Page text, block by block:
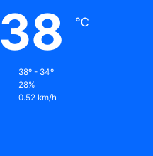
38 ℃
38º - 34º
28%
0.52 km/h